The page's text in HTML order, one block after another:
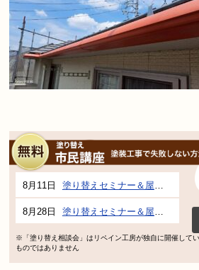
8月11日 塗り替えセミナー＆屋根、外壁の塗り替え市民講座 inぎふメディアコスモス
8月28日 塗り替えセミナー＆屋根、外壁の塗り替え市民講座 inぎふメディアコスモス
※「塗り替え相談会」はリペイン工房が独自に開催して
ものではありません